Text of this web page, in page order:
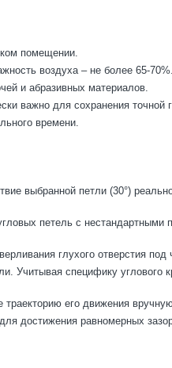
помещении.
воздуха – не более 65-70%.
и абразивных материалов.
важно для сохранения точной
времени.
выбранной петли (30°)
петель с
глухого отверстия
Учитывая специфику
его движения
достижения равномерных